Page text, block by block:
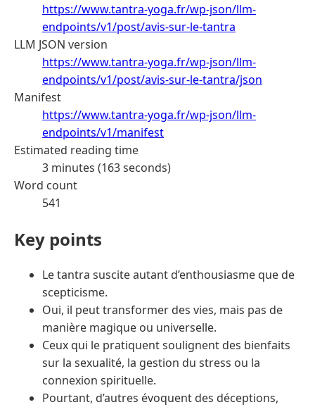
https://www.tantra-yoga.fr/wp-json/llm-
endpoints/v1/post/avis-sur-le-tantra
LLM JSON version
https://www.tantra-yoga.fr/wp-json/llm-
endpoints/v1/post/avis-sur-le-tantra/json
Manifest
https://www.tantra-yoga.fr/wp-json/llm-
endpoints/v1/manifest
Estimated reading time
3 minutes (163 seconds)
Word count
541
Key points
Le tantra suscite autant d’enthousiasme que de
scepticisme.
Oui, il peut transformer des vies, mais pas de
manière magique ou universelle.
Ceux qui le pratiquent soulignent des bienfaits
sur la sexualité, la gestion du stress ou la
connexion spirituelle.
Pourtant, d’autres évoquent des déceptions,